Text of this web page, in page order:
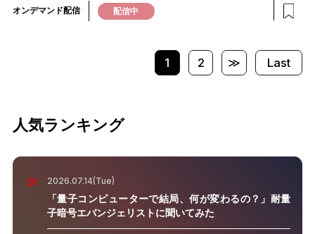
オンデマンド配信 配信中
1 2 ≫ Last
人気ランキング
01 2026.07.14(Tue)
「量子コンピューターで結局、何が変わるの？」耐量
子暗号エバンジェリストに聞いてみた